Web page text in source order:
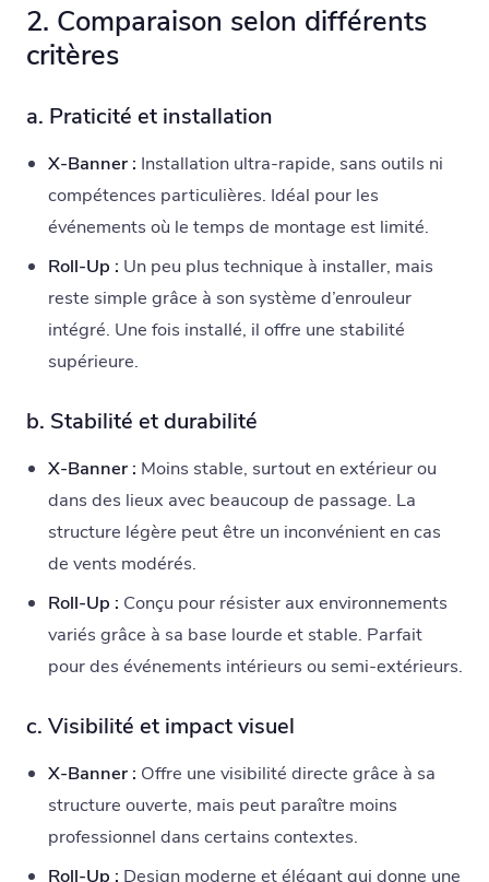
2. Comparaison selon différents
critères
a. Praticité et installation
X-Banner : Installation ultra-rapide, sans outils ni
compétences particulières. Idéal pour les
événements où le temps de montage est limité.
Roll-Up : Un peu plus technique à installer, mais
reste simple grâce à son système d’enrouleur
intégré. Une fois installé, il offre une stabilité
supérieure.
b. Stabilité et durabilité
X-Banner : Moins stable, surtout en extérieur ou
dans des lieux avec beaucoup de passage. La
structure légère peut être un inconvénient en cas
de vents modérés.
Roll-Up : Conçu pour résister aux environnements
variés grâce à sa base lourde et stable. Parfait
pour des événements intérieurs ou semi-extérieurs.
c. Visibilité et impact visuel
X-Banner : Offre une visibilité directe grâce à sa
structure ouverte, mais peut paraître moins
professionnel dans certains contextes.
Roll-Up : Design moderne et élégant qui donne une